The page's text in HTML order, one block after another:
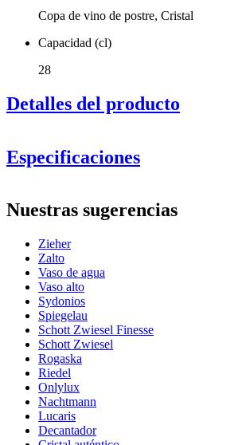
Copa de vino de postre, Cristal
Capacidad (cl)
28
Detalles del producto
¡Un buen vino merece una copa adecuada!
Especificaciones
Número de producto548005
General
FabricanteZieher
Dimensiones (AnxAlxP cm)
Peso (kg)0.15
Altura (cm)23
Ancho (cm)7
Profundidad (cm)
Serie de productos
VidrioCopa de vino de postre, Cristal
Nuestras sugerencias
Zieher
Zalto
Vaso de agua
Vaso alto
Sydonios
Spiegelau
Schott Zwiesel Finesse
Schott Zwiesel
Rogaska
Riedel
Onlylux
Nachtmann
Lucaris
Decantador